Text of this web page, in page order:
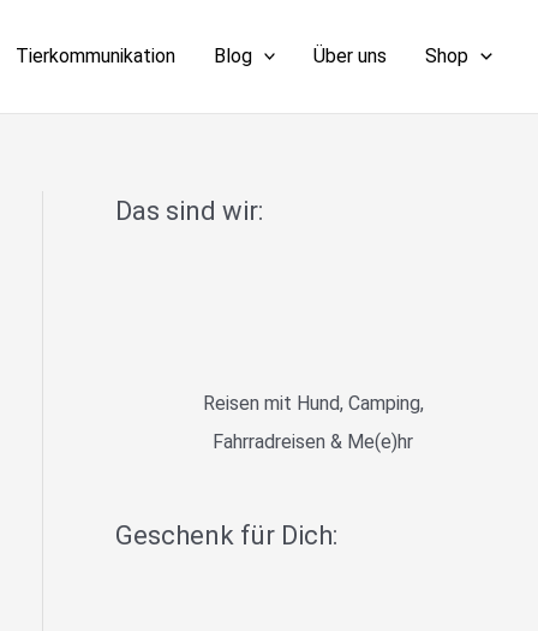
Tierkommunikation Blog Über uns Shop
Das sind wir:
Reisen mit Hund, Camping,
Fahrradreisen & Me(e)hr
Geschenk für Dich: